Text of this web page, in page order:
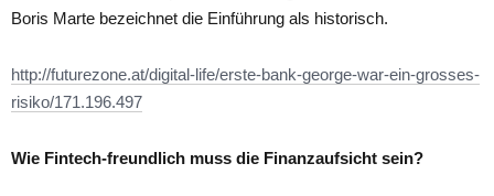
Boris Marte bezeichnet die Einführung als historisch.
http://futurezone.at/digital-life/erste-bank-george-war-ein-grosses-
risiko/171.196.497
Wie Fintech-freundlich muss die Finanzaufsicht sein?